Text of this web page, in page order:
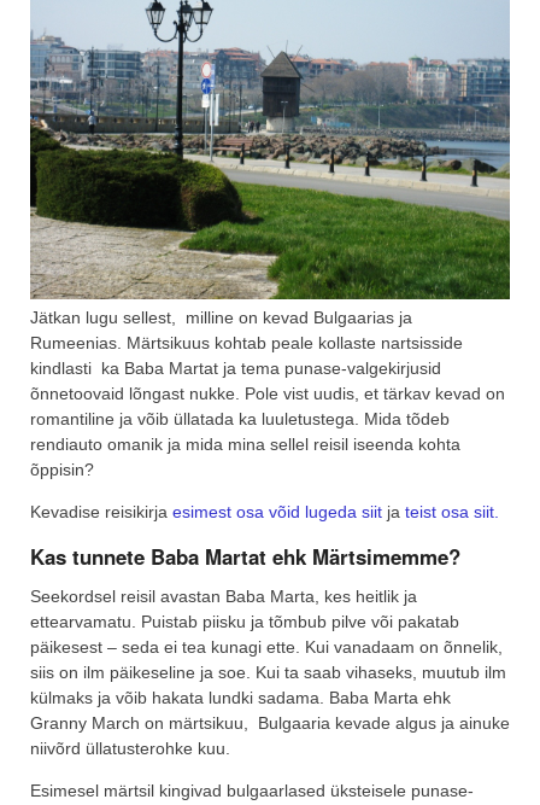
Jätkan lugu sellest, milline on kevad Bulgaarias ja
Rumeenias. Märtsikuus kohtab peale kollaste nartsisside
kindlasti ka Baba Martat ja tema punase-valgekirjusid
õnnetoovaid lõngast nukke. Pole vist uudis, et tärkav kevad on
romantiline ja võib üllatada ka luuletustega. Mida tõdeb
rendiauto omanik ja mida mina sellel reisil iseenda kohta
õppisin?
Kevadise reisikirja esimest osa võid lugeda siit ja teist osa siit.
Kas tunnete Baba Martat ehk Märtsimemme?
Seekordsel reisil avastan Baba Marta, kes heitlik ja
ettearvamatu. Puistab piisku ja tõmbub pilve või pakatab
päikesest – seda ei tea kunagi ette. Kui vanadaam on õnnelik,
siis on ilm päikeseline ja soe. Kui ta saab vihaseks, muutub ilm
külmaks ja võib hakata lundki sadama. Baba Marta ehk
Granny March on märtsikuu, Bulgaaria kevade algus ja ainuke
niivõrd üllatusterohke kuu.
Esimesel märtsil kingivad bulgaarlased üksteisele punase-